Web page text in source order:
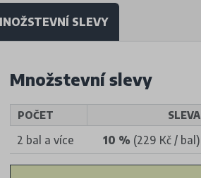
SLEVY
Množstevní slevy
POČET SLEVA
2 bal a více 10 % (229 Kč / bal)